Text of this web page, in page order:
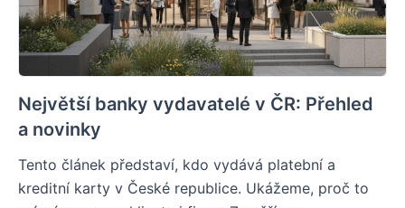
Největší banky vydavatelé v ČR: Přehled
a novinky
Tento článek představí, kdo vydává platební a
kreditní karty v České republice. Ukážeme, proč to